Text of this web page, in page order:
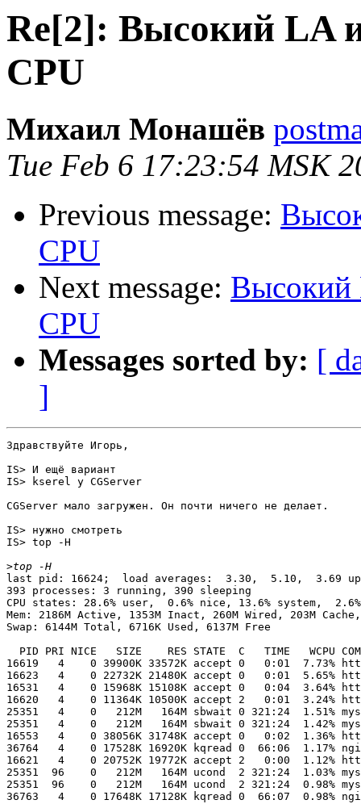
Re[2]: Высокий LA
CPU
Михаил Монашёв
Tue Feb 6 17:23:54 MSK
Previous message:
CPU
Next message: Высокий
CPU
Messages sorted by: [
]
Здравствуйте Игорь,
IS> И ещё вариант
IS> kserel у CGServer
CGServer мало загружен. Он почти ничего не делает.
IS> нужно смотреть
IS> top -H
>
last pid: 16624;  load averages:  3.30,  5.10,  3.69 up
393 processes: 3 running, 390 sleeping
CPU states: 28.6% user,  0.6% nice, 13.6% system,
Mem: 2186M Active, 1353M Inact, 260M Wired, 203M
Swap: 6144M Total, 6716K Used, 6137M Free
PID PRI NICE   SIZE    RES STATE  C   TIME   WCPU
16619   4    0 39900K 33572K accept 0   0:01  7.73%
16623   4    0 22732K 21480K accept 0   0:01  5.65%
16531   4    0 15968K 15108K accept 0   0:04  3.64%
16620   4    0 11364K 10500K accept 2   0:01  3.24%
25351   4    0   212M   164M sbwait 0 321:24  1.51%
25351   4    0   212M   164M sbwait 0 321:24  1.42%
16553   4    0 38056K 31748K accept 0   0:02  1.36%
36764   4    0 17528K 16920K kqread 0  66:06  1.17%
16621   4    0 20752K 19772K accept 2   0:00  1.12%
25351  96    0   212M   164M ucond  2 321:24  1.03%
25351  96    0   212M   164M ucond  2 321:24  0.98%
36763   4    0 17648K 17128K kqread 0  66:07  0.98%